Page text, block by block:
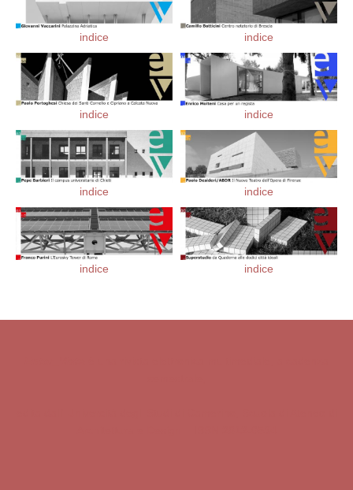
indice indice
indice indice
indice indice
indice indice